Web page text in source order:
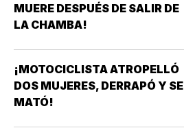
MUERE DESPUÉS DE SALIR DE
LA CHAMBA!
¡MOTOCICLISTA ATROPELLÓ
DOS MUJERES, DERRAPÓ Y SE
MATÓ!